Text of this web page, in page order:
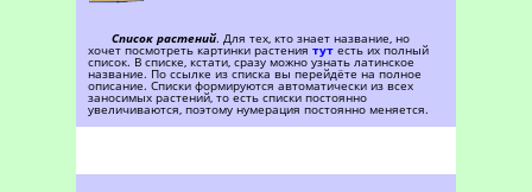
Список растений. Для тех, кто знает название, но
хочет посмотреть картинки растения тут есть их полный
список. В списке, кстати, сразу можно узнать латинское
название. По ссылке из списка вы перейдёте на полное
описание. Списки формируются автоматически из всех
заносимых растений, то есть списки постоянно
увеличиваются, поэтому нумерация постоянно меняется.